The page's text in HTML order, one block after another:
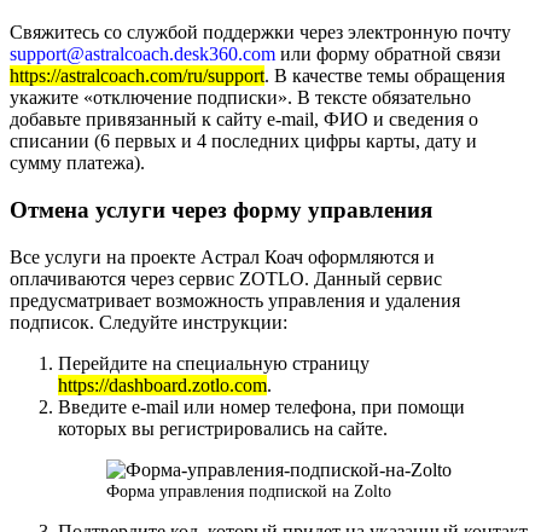
Свяжитесь со службой поддержки через электронную почту
support@astralcoach.desk360.com или форму обратной связи
https://astralcoach.com/ru/support. В качестве темы обращения
укажите «отключение подписки». В тексте обязательно
добавьте привязанный к сайту e-mail, ФИО и сведения о
списании (6 первых и 4 последних цифры карты, дату и
сумму платежа).
Отмена услуги через форму управления
Все услуги на проекте Астрал Коач оформляются и
оплачиваются через сервис ZOTLO. Данный сервис
предусматривает возможность управления и удаления
подписок. Следуйте инструкции:
Перейдите на специальную страницу
https://dashboard.zotlo.com.
Введите e-mail или номер телефона, при помощи
которых вы регистрировались на сайте.
Форма управления подпиской на Zolto